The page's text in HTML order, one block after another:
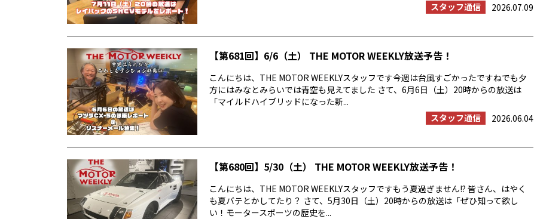
スタッフ通信
2026.07.09
【第681回】6/6（土） THE MOTOR WEEKLY放送予告！
こんにちは、THE MOTOR WEEKLYスタッフです今週は台風すごかったですねでも夕
方にはみなとみらいでは青空も見えてました さて、6月6日（土）20時からの放送は
「マイルドハイブリッドになった新...
スタッフ通信
2026.06.04
【第680回】5/30（土） THE MOTOR WEEKLY放送予告！
こんにちは、THE MOTOR WEEKLYスタッフですもう夏過ぎません!? 皆さん、はやく
も夏バテとかしてたり？ さて、5月30日（土）20時からの放送は「ぜひ知って欲し
い！モータースポーツの歴史を...